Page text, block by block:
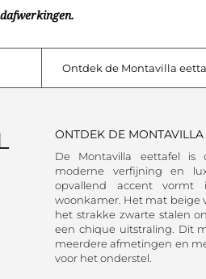
Ontdek de Montavilla
ONTDEK DE MONTAVILLA
De Montavilla eettafel is
moderne verfijning en
opvallend accent vormt
woonkamer. Het mat beige
het strakke zwarte stalen
een chique uitstraling. Dit
meerdere afmetingen en
voor het onderstel.